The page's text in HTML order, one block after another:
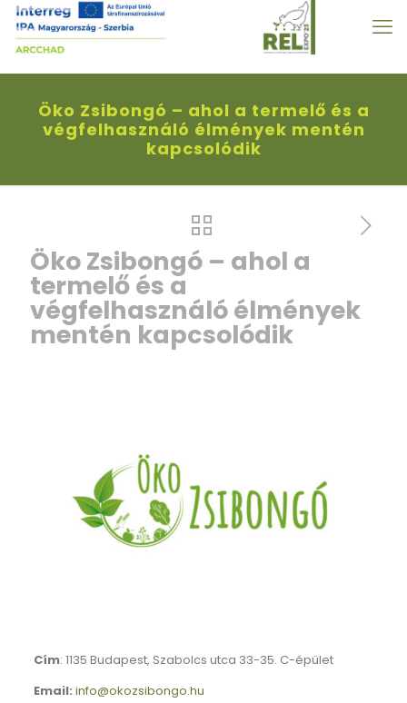
Öko Zsibongó – ahol a termelő és a
végfelhasználó élmények mentén
kapcsolódik
Öko Zsibongó – ahol a
termelő és a
végfelhasználó élmények
mentén kapcsolódik
Cím: 1135 Budapest, Szabolcs utca 33-35. C-épület
Email: info@okozsibongo.hu